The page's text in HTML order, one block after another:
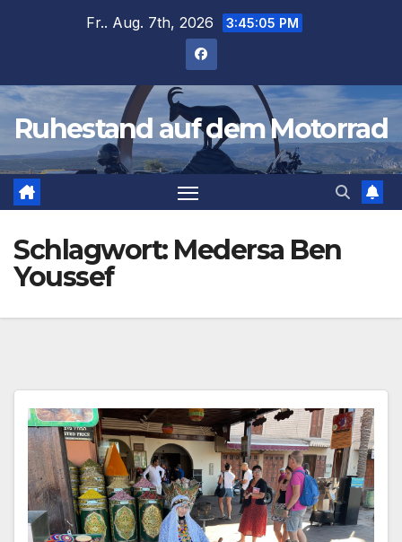
Fr.. Aug. 7th, 2026 3:45:05 PM
Ruhestand auf dem Motorrad
Schlagwort: Medersa Ben
Youssef